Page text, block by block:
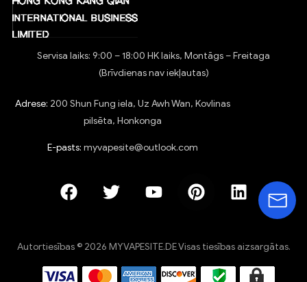
Servisa laiks: 9:00 – 18:00 HK laiks, Montāgs – Freitaga
(Brīvdienas nav iekļautas)
Adrese: 200 Shun Fung iela, Uz Awh Wan, Kovlinas
pilsēta, Honkonga
E-pasts: myvapesite@outlook.com
Autortiesības © 2026 MYVAPESITE.DE Visas tiesības aizsargātas.